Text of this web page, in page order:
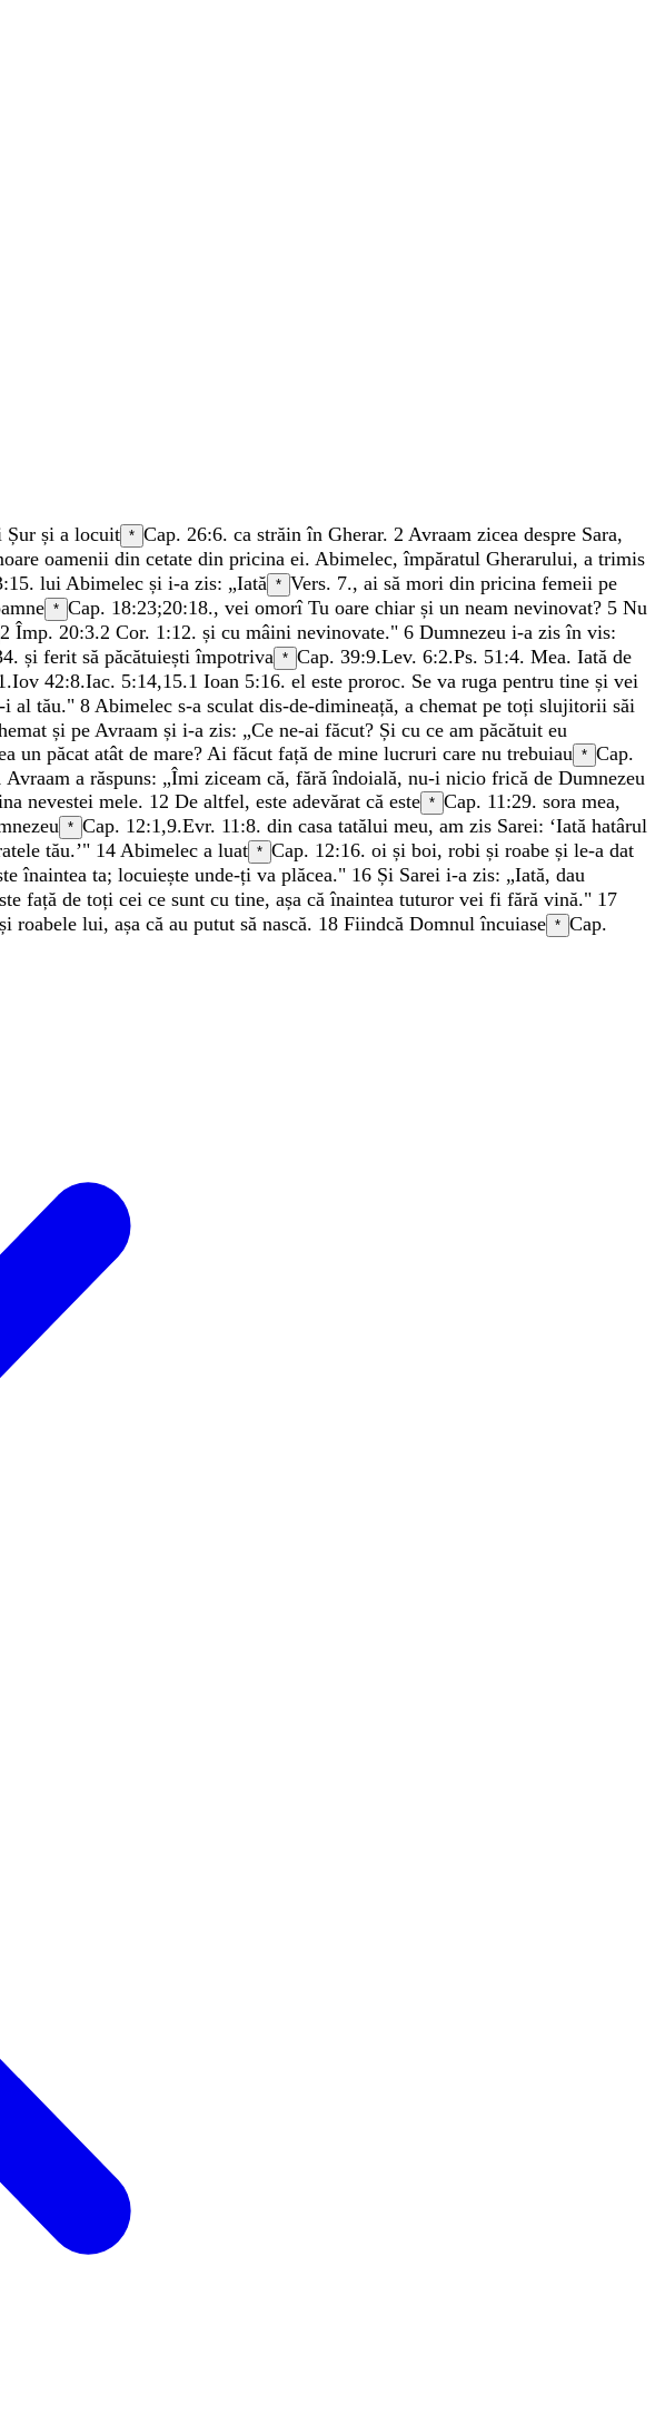
Șur și a locuit * Cap. 26:6. ca străinîn Gherar. 2 Avraam zicea despre Sara,
oamenii din cetate din pricina ei. Abimelec,împăratul Gherarului, a trimis
. lui Abimelec și i-a zis: „Iată * Vers. 7., ai să mori din pricina femeii pe
* Cap. 18:23;20:18., vei omorî Tu oare chiar și un neam nevinovat? 5 Nu
2 Împ. 20:3.2 Cor. 1:12. și cu mâini nevinovate." 6 Dumnezeu i-a zisîn vis:
. și ferit să păcătuieștiîmpotriva * Cap. 39:9.Lev. 6:2.Ps. 51:4. Mea. Iată de
.Iov 42:8.Iac. 5:14,15.1 Ioan 5:16. el este proroc. Se va ruga pentru tine și vei
i al tău." 8 Abimelec s-a sculat dis-de-dimineață, a chemat pe toți slujitorii săi
și pe Avraam și i-a zis: „Ce ne-ai făcut? Și cu ce am păcătuit eu
un păcat atât de mare? Ai făcut față de mine lucruri care nu trebuiau * Cap.
Avraam a răspuns: „Îmi ziceam că, fărăîndoială, nu-i nicio frică de Dumnezeu
nevestei mele. 12 De altfel, este adevărat că este * Cap. 11:29. sora mea,
* Cap. 12:1,9.Evr. 11:8. din casa tatălui meu, am zis Sarei: ‘Iată hatârul
tău.’" 14 Abimelec a luat * Cap. 12:16. oi și boi, robi și roabe și le-a dat
înaintea ta; locuiește unde-ți va plăcea." 16 Și Sarei i-a zis: „Iată, dau
față de toți cei ce sunt cu tine, așa căînaintea tuturor vei fi fără vină." 17
și roabele lui, așa că au putut să nască. 18 Fiindcă Domnulîncuiase * Cap.